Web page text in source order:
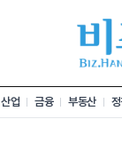
산업 금융 부동산